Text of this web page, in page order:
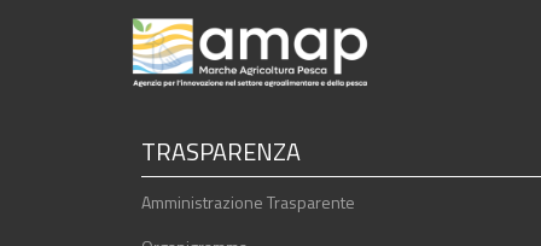
TRASPARENZA
Amministrazione Trasparente